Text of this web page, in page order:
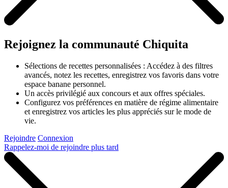
Rejoignez la communauté Chiquita
Sélections de recettes personnalisées : Accédez à des filtres
avancés, notez les recettes, enregistrez vos favoris dans votre
espace banane personnel.
Un accès privilégié aux concours et aux offres spéciales.
Configurez vos préférences en matière de régime alimentaire
et enregistrez vos articles les plus appréciés sur le mode de
vie.
Rejoindre Connexion
Rappelez-moi de rejoindre plus tard